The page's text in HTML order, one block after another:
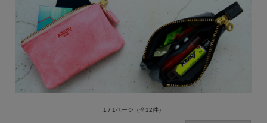
1 / 1ページ （全12件）